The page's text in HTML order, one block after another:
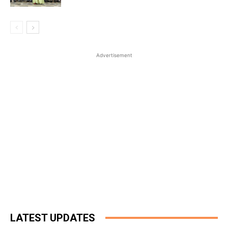
Advertisement
LATEST UPDATES